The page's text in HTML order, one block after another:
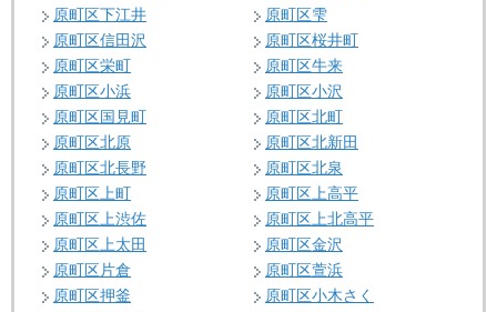
原町区下江井
原町区雫
原町区信田沢
原町区桜井町
原町区栄町
原町区牛来
原町区小浜
原町区小沢
原町区国見町
原町区北町
原町区北原
原町区北新田
原町区北長野
原町区北泉
原町区上町
原町区上高平
原町区上渋佐
原町区上北高平
原町区上太田
原町区金沢
原町区片倉
原町区萱浜
原町区押釜
原町区小木さく